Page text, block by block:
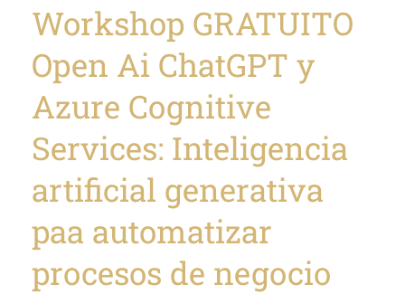
Workshop GRATUITO
Open Ai ChatGPT y
Azure Cognitive
Services: Inteligencia
artificial generativa
paa automatizar
procesos de negocio